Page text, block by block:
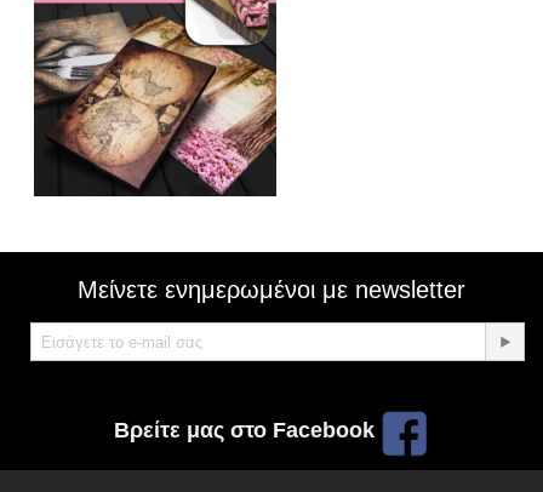
Μείνετε ενημερωμένοι με newsletter
Βρείτε μας στο Facebook